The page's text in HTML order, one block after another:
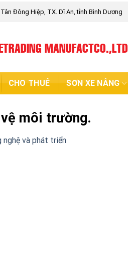
Đông Hiệp, TX. Dĩ An, tỉnh Bình Dương
MANUFACTCO.,LTD
CHO THUÊ SƠN XE NÂNG
môi trường.
nghệ và phát triển